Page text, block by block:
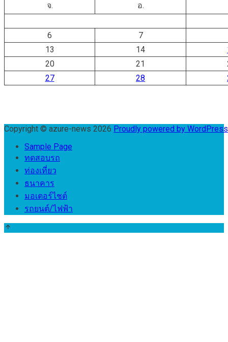
จ. อ.
6
7
13
14
20
21
27
28
Copyright © azure-news 2026 Proudly powered by
Sample Page
ทดสอบรถ
ท่องเที่ยว
ธนาคาร
มอเตอร์ไชต์
รถยนต์/ไฟฟ้า